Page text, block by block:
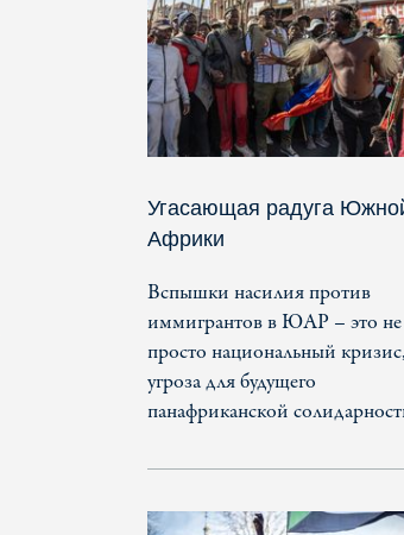
Угасающая радуга
Африки
Вспышки насилия против
иммигрантов в ЮАР – это не
просто национальный
угроза для будущего
панафриканской